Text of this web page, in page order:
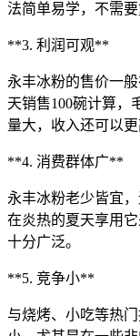
法简单易学，不需要
**3. 利润可观**
永丰冰粉的售价一
天销售100碗计算，
量大，收入还可以更
**4. 消费群体广**
永丰冰粉老少皆宜
在炎热的夏天享用
十分广泛。
**5. 竞争小**
与烧烤、小吃等热